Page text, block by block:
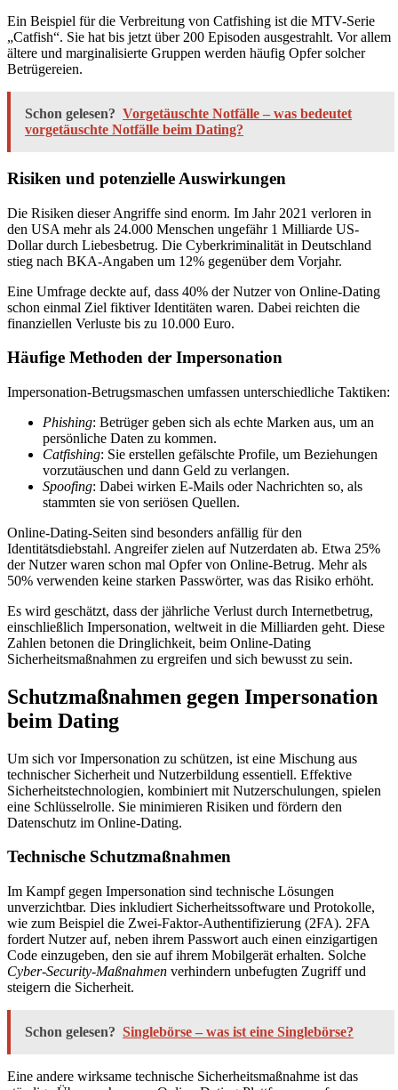
Ein Beispiel für die Verbreitung von Catfishing ist die MTV-Serie
„Catfish“. Sie hat bis jetzt über 200 Episoden ausgestrahlt. Vor allem
ältere und marginalisierte Gruppen werden häufig Opfer solcher
Betrügereien.
Schon gelesen? Vorgetäuschte Notfälle – was bedeutet
vorgetäuschte Notfälle beim Dating?
Risiken und potenzielle Auswirkungen
Die Risiken dieser Angriffe sind enorm. Im Jahr 2021 verloren in
den USA mehr als 24.000 Menschen ungefähr 1 Milliarde US-
Dollar durch Liebesbetrug. Die Cyberkriminalität in Deutschland
stieg nach BKA-Angaben um 12% gegenüber dem Vorjahr.
Eine Umfrage deckte auf, dass 40% der Nutzer von Online-Dating
schon einmal Ziel fiktiver Identitäten waren. Dabei reichten die
finanziellen Verluste bis zu 10.000 Euro.
Häufige Methoden der Impersonation
Impersonation-Betrugsmaschen umfassen unterschiedliche Taktiken:
Phishing: Betrüger geben sich als echte Marken aus, um an
persönliche Daten zu kommen.
Catfishing: Sie erstellen gefälschte Profile, um Beziehungen
vorzutäuschen und dann Geld zu verlangen.
Spoofing: Dabei wirken E-Mails oder Nachrichten so, als
stammten sie von seriösen Quellen.
Online-Dating-Seiten sind besonders anfällig für den
Identitätsdiebstahl. Angreifer zielen auf Nutzerdaten ab. Etwa 25%
der Nutzer waren schon mal Opfer von Online-Betrug. Mehr als
50% verwenden keine starken Passwörter, was das Risiko erhöht.
Es wird geschätzt, dass der jährliche Verlust durch Internetbetrug,
einschließlich Impersonation, weltweit in die Milliarden geht. Diese
Zahlen betonen die Dringlichkeit, beim Online-Dating
Sicherheitsmaßnahmen zu ergreifen und sich bewusst zu sein.
Schutzmaßnahmen gegen Impersonation
beim Dating
Um sich vor Impersonation zu schützen, ist eine Mischung aus
technischer Sicherheit und Nutzerbildung essentiell. Effektive
Sicherheitstechnologien, kombiniert mit Nutzerschulungen, spielen
eine Schlüsselrolle. Sie minimieren Risiken und fördern den
Datenschutz im Online-Dating.
Technische Schutzmaßnahmen
Im Kampf gegen Impersonation sind technische Lösungen
unverzichtbar. Dies inkludiert Sicherheitssoftware und Protokolle,
wie zum Beispiel die Zwei-Faktor-Authentifizierung (2FA). 2FA
fordert Nutzer auf, neben ihrem Passwort auch einen einzigartigen
Code einzugeben, den sie auf ihrem Mobilgerät erhalten. Solche
Cyber-Security-Maßnahmen verhindern unbefugten Zugriff und
steigern die Sicherheit.
Schon gelesen? Singlebörse – was ist eine Singlebörse?
Eine andere wirksame technische Sicherheitsmaßnahme ist das